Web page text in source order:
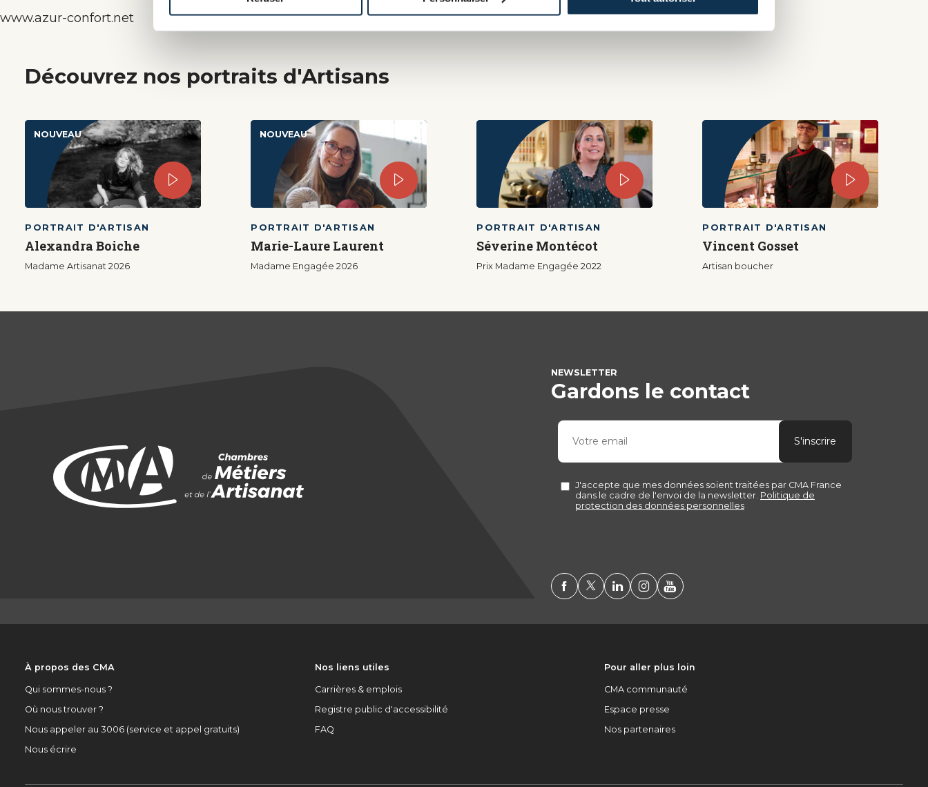
www.azur-confort.net
Découvrez nos portraits d'Artisans
NOUVEAU
PORTRAIT D'ARTISAN
Alexandra Boiche
Madame Artisanat 2026
NOUVEAU
PORTRAIT D'ARTISAN
Marie-Laure Laurent
Madame Engagée 2026
PORTRAIT D'ARTISAN
Séverine Montécot
Prix Madame Engagée 2022
PORTRAIT D'ARTISAN
Vincent Gosset
Artisan boucher
NEWSLETTER
Gardons le contact
À propos des CMA
Qui sommes-nous ?
Où nous trouver ?
Nous appeler au 3006 (service et appel gratuits)
Nous écrire
Nos liens utiles
Carrières & emplois
Registre public d'accessibilité
FAQ
Pour aller plus loin
CMA communauté
Espace presse
Nos partenaires